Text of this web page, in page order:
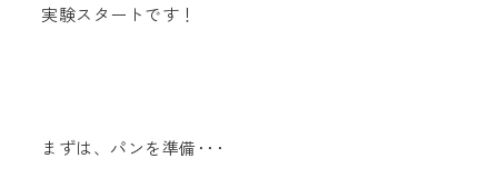
実験スタートです！
まずは、パンを準備･･･